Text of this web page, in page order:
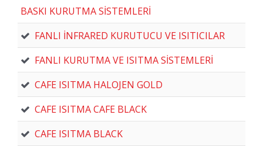
BASKI KURUTMA SİSTEMLERİ
FANLI İNFRARED KURUTUCU VE ISITICILAR
FANLI KURUTMA VE ISITMA SİSTEMLERİ
CAFE ISITMA HALOJEN GOLD
CAFE ISITMA CAFE BLACK
CAFE ISITMA BLACK